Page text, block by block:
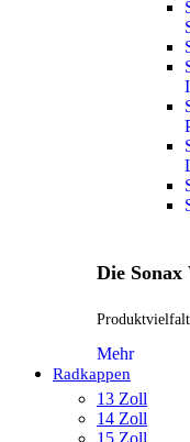
Die
Mehr
Radkappen
13 Zoll
14 Zoll
15 Zoll